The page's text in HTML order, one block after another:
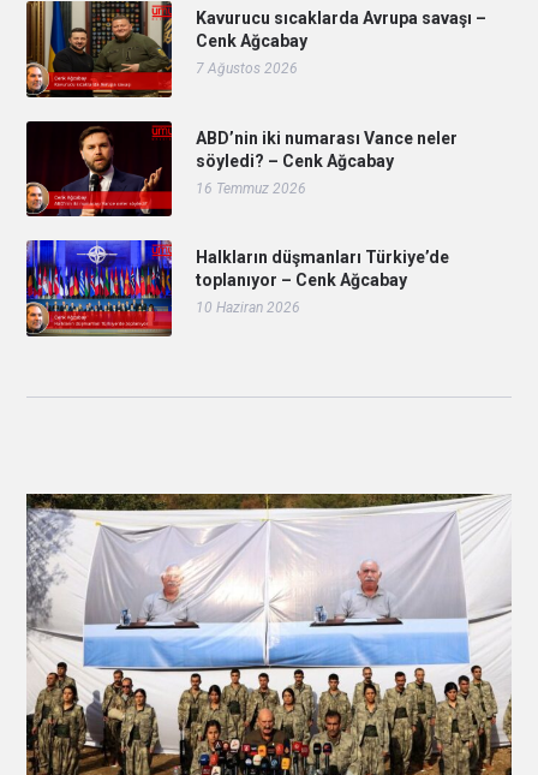
Kavurucu sıcaklarda Avrupa savaşı –
Cenk Ağcabay
7 Ağustos 2026
ABD’nin iki numarası Vance neler
söyledi? – Cenk Ağcabay
16 Temmuz 2026
Halkların düşmanları Türkiye’de
toplanıyor – Cenk Ağcabay
10 Haziran 2026